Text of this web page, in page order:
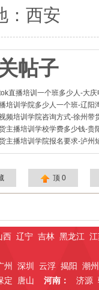
：西安
帖子
直播培训一个班多少人-大
培训学院多少人一个班-辽阳
频培训学院咨询方式-徐州带
主播培训学校学费多少钱-贵
主播培训学院报名要求-泸州
顶 0
西 辽宁 吉林 黑龙江
州 深圳 云浮 揭阳
潮州
定 唐山 河南： 济源